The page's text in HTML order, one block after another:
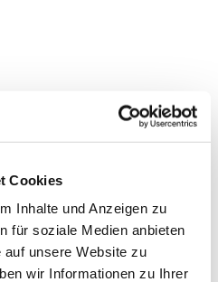
Cookies
Inhalte und Anzeigen zu
für soziale Medien anbieten
unsere Website zu
wir Informationen zu Ihrer